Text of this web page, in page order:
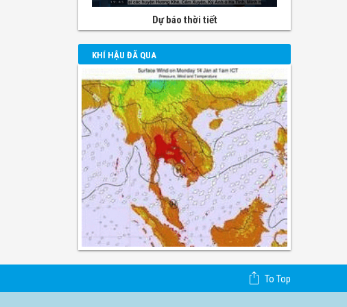
Dự báo thời tiết
KHÍ HẬU ĐÃ QUA
To Top